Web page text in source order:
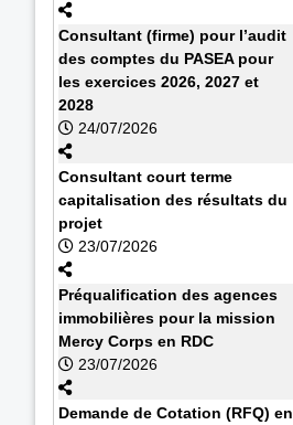
Consultant (firme) pour l’audit
des comptes du PASEA pour
les exercices 2026, 2027 et
2028
24/07/2026
Consultant court terme
capitalisation des résultats du
projet
23/07/2026
Préqualification des agences
immobilières pour la mission
Mercy Corps en RDC
23/07/2026
Demande de Cotation (RFQ) en